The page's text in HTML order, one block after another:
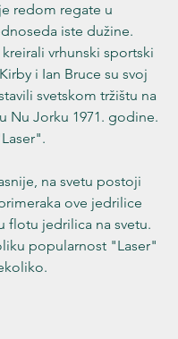
redom regate u
iste dužine.
kreirali vrhunski sportski
i Ian Bruce su svoj
svetskom tržištu na
Nu Jorku 1971. godine.
na svetu postoji
ove jedrilice
flotu jedrilica na svetu.
popularnost "Laser"